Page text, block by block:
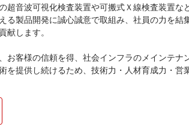
音波可視化検査装置や可搬式Ｘ線検査装置な
製品開発に誠心誠意で取組み、社員の力を結
献します。
お客様の信頼を得、社会インフラのメインテ
提供し続けるため、技術力・人材育成力・営